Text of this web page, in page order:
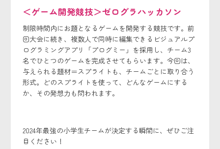
＜ゲーム開発競技＞ゼログラハッカソン
制限時間内にお題となるゲームを開発する競技です。前
回大会に続き、複数人で同時に編集できるビジュアルプ
ログラミングアプリ「プログミー」を採用し、チーム3
名でひとつのゲームを完成させてもらいます。今回は、
与えられる題材＝スプライトも、チームごとに取り合う
形式。どのスプライトを使って、どんなゲームにする
か、その発想力も問われます。
2024年最強の小学生チームが決定する瞬間に、ぜひご注
目ください！